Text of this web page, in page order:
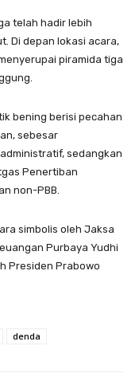
telah hadir lebih
Di depan lokasi acara,
piramida tiga
bening berisi pecahan
sebesar
sedangkan
Penertiban
non-PBB.
simbolis oleh Jaksa
Purbaya Yudhi
Presiden Prabowo
denda